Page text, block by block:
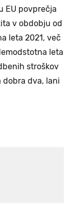
EU povprečja
v obdobju od
leta 2021, več
leta
stroškov
dobra dva, lani